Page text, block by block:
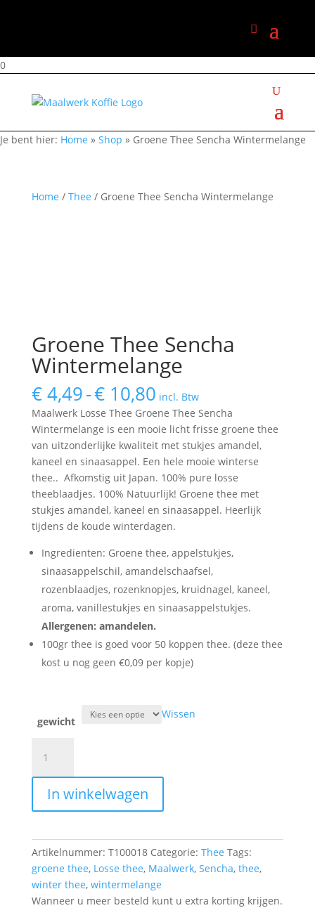
0
Je bent hier: Home » Shop » Groene Thee Sencha Wintermelange
Home / Thee / Groene Thee Sencha Wintermelange
Groene Thee Sencha
Wintermelange
€4,49-€10,80Prijsklasse:
€ 4,49
tot
€ 10,80
incl. Btw
Maalwerk Losse Thee Groene Thee Sencha
Wintermelange is een mooie licht frisse groene thee
van uitzonderlijke kwaliteit met stukjes amandel,
kaneel en sinaasappel. Een hele mooie winterse
thee.. Afkomstig uit Japan. 100% pure losse
theeblaadjes. 100% Natuurlijk! Groene thee met
stukjes amandel, kaneel en sinaasappel. Heerlijk
tijdens de koude winterdagen.
Ingredienten: Groene thee, appelstukjes,
sinaasappelschil, amandelschaafsel,
rozenblaadjes, rozenknopjes, kruidnagel, kaneel,
aroma, vanillestukjes en sinaasappelstukjes.
Allergenen: amandelen.
100gr thee is goed voor 50 koppen thee. (deze thee
kost u nog geen €0,09 per kopje)
gewicht
Wissen
Thee
Sencha
Wintermelange
aantal
In winkelwagen
Artikelnummer: T100018 Categorie: Thee Tags:
groene thee, Losse thee, Maalwerk, Sencha, thee,
winter thee, wintermelange
Wanneer u meer besteld kunt u extra korting krijgen.